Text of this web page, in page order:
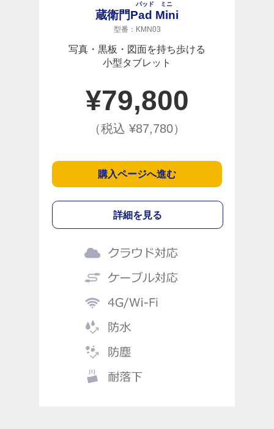
蔵衛門Pad Mini
パッド ミニ
型番：KMN03
写真・黒板・図面を持ち歩ける
小型タブレット
¥79,800
（税込 ¥87,780）
購入ページへ進む
詳細を見る